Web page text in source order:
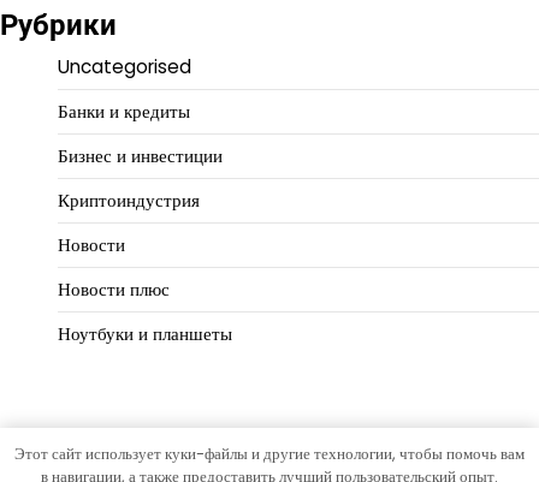
Рубрики
Uncategorised
Банки и кредиты
Бизнес и инвестиции
Криптоиндустрия
Новости
Новости плюс
Ноутбуки и планшеты
Copyright © 2026Доходная системаТема Open News от
Этот сайт использует куки-файлы и другие технологии, чтобы помочь вам
в навигации, а также предоставить лучший пользовательский опыт.